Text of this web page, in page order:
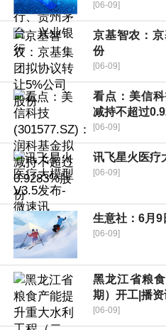
[06-09]
京基智农：
份
[06-09]
看点：美信
减持不超过
[06-09]
讯飞星火医疗
[06-09]
生意社：6月9
[06-09]
黑龙江省粮
期）开工|播资
[06-09]